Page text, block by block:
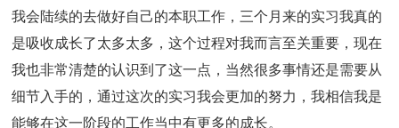
我会陆续的去做好自己的本职工作，三个月来的实习我真的
是吸收成长了太多太多，这个过程对我而言至关重要，现在
我也非常清楚的认识到了这一点，当然很多事情还是需要从
细节入手的，通过这次的实习我会更加的努力，我相信我是
能够在这一阶段的工作当中有更多的成长。